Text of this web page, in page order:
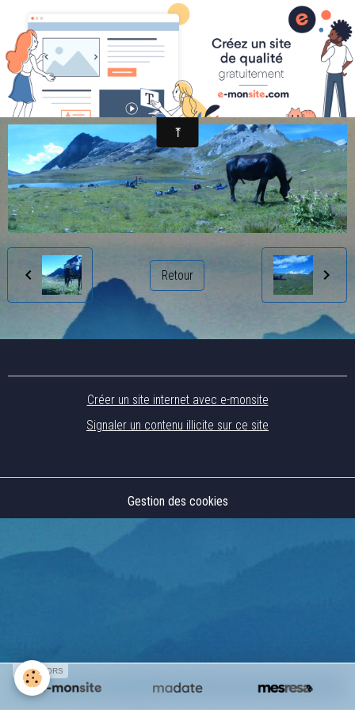
randonnée et découverte nature
a (34)
Retour
Créer un site internet avec e-monsite
Signaler un contenu illicite sur ce site
Gestion des cookies
SPONSORS